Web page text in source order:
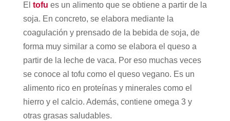
El tofu es un alimento que se obtiene a partir de la
soja. En concreto, se elabora mediante la
coagulación y prensado de la bebida de soja, de
forma muy similar a como se elabora el queso a
partir de la leche de vaca. Por eso muchas veces
se conoce al tofu como el queso vegano. Es un
alimento rico en proteínas y minerales como el
hierro y el calcio. Además, contiene omega 3 y
otras grasas saludables.